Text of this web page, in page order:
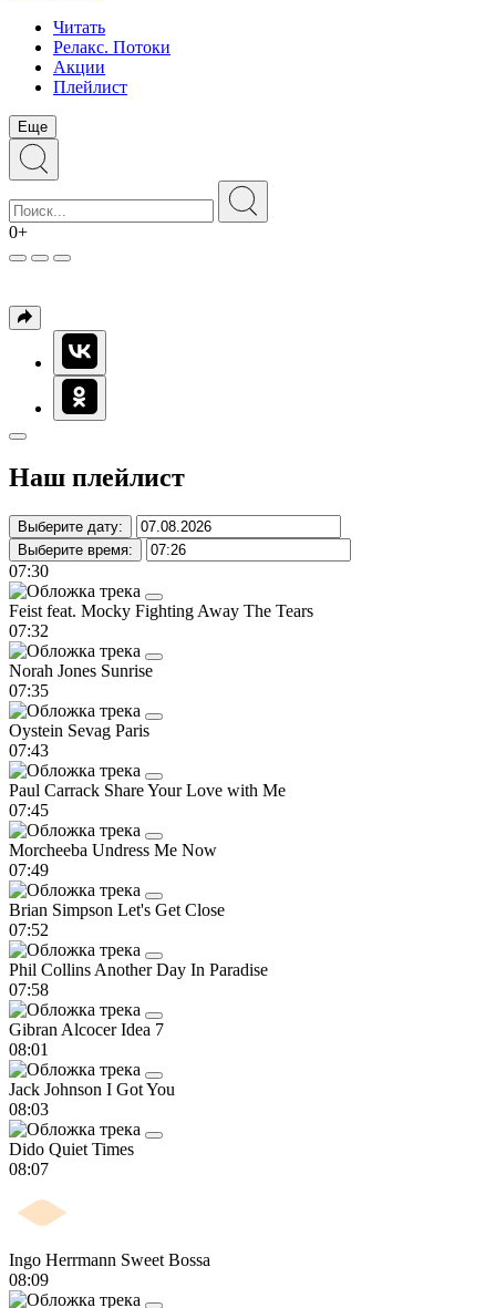
Читать
Релакс. Потоки
Акции
Плейлист
Еще
0+
Наш плейлист
Выберите дату:
Выберите время:
07:30
Feist feat. Mocky Fighting Away The Tears
07:32
Norah Jones Sunrise
07:35
Oystein Sevag Paris
07:43
Paul Carrack Share Your Love with Me
07:45
Morcheeba Undress Me Now
07:49
Brian Simpson Let's Get Close
07:52
Phil Collins Another Day In Paradise
07:58
Gibran AlcocerIdea 7
08:01
Jack Johnson I Got You
08:03
Dido Quiet Times
08:07
Ingo Herrmann Sweet Bossa
08:09